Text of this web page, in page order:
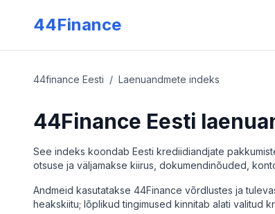
44Finance
Kodulaen
Eralaen
Kalkulaatorid
→Laenukalkulaator
→Hüpoteeklaenu kalkulaator
→ Refinantseerimine
44finance Eesti / Laenuandmete indeks
44Finance Eesti
See indeks koondab Eesti krediidiandjate
otsuse ja väljamakse kiirus, dokumendinõuded,
Andmeid kasutatakse 44Finance võrdlustes ja
heakskiitu; lõplikud tingimused kinnitab alati valitud